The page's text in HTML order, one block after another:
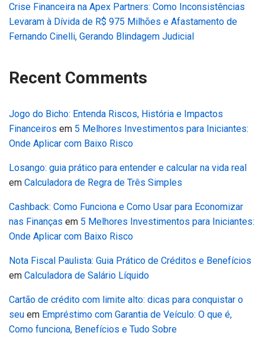
Crise Financeira na Apex Partners: Como Inconsistências
Levaram à Dívida de R$ 975 Milhões e Afastamento de
Fernando Cinelli, Gerando Blindagem Judicial
Recent Comments
Jogo do Bicho: Entenda Riscos, História e Impactos
Financeiros em 5 Melhores Investimentos para Iniciantes:
Onde Aplicar com Baixo Risco
Losango: guia prático para entender e calcular na vida real
em Calculadora de Regra de Três Simples
Cashback: Como Funciona e Como Usar para Economizar
nas Finanças em 5 Melhores Investimentos para Iniciantes:
Onde Aplicar com Baixo Risco
Nota Fiscal Paulista: Guia Prático de Créditos e Benefícios
em Calculadora de Salário Líquido
Cartão de crédito com limite alto: dicas para conquistar o
seu em Empréstimo com Garantia de Veículo: O que é,
Como funciona, Benefícios e Tudo Sobre